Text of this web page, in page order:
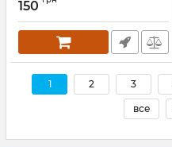
звуком и светом
Артикул: 60082(Blue)
150
1 2 3
все